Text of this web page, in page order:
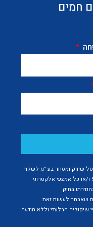
חמים
שיווק ומסחר בע "מ לשלוח
אלי באמצעות דואר אלקטרוני ו/או הודעת מסר קצר SMS ו/או כל אמצעי אלקטרוני
בחוק.
שאבחר לעשות זאת.
הבלעדי וללא הודעה